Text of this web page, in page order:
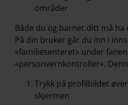
områder
Både du og barnet ditt må ha
På din bruker går du inn i
«familiesenteret» under
«personvernkontroller».
Trykk på profilbildet
skjermen